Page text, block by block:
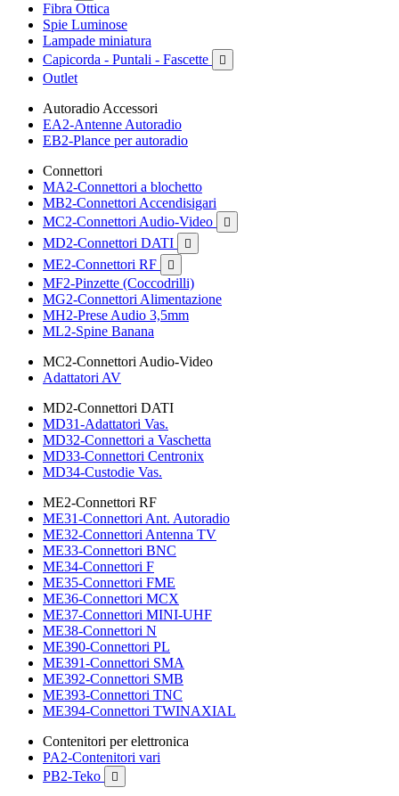
Fibra Ottica
Spie Luminose
Lampade miniatura
Capicorda - Puntali - Fascette

Outlet
Autoradio Accessori
EA2-Antenne Autoradio
EB2-Plance per autoradio
Connettori
MA2-Connettori a blochetto
MB2-Connettori Accendisigari
MC2-Connettori Audio-Video

MD2-Connettori DATI 
ME2-Connettori RF 
MF2-Pinzette (Coccodrilli)
MG2-Connettori Alimentazione
MH2-Prese Audio 3,5mm
ML2-Spine Banana
MC2-Connettori Audio-Video
Adattatori AV
MD2-Connettori DATI
MD31-Adattatori Vas.
MD32-Connettori a Vaschetta
MD33-Connettori Centronix
MD34-Custodie Vas.
ME2-Connettori RF
ME31-Connettori Ant. Autoradio
ME32-Connettori Antenna TV
ME33-Connettori BNC
ME34-Connettori F
ME35-Connettori FME
ME36-Connettori MCX
ME37-Connettori MINI-UHF
ME38-Connettori N
ME390-Connettori PL
ME391-Connettori SMA
ME392-Connettori SMB
ME393-Connettori TNC
ME394-Connettori TWINAXIAL
Contenitori per elettronica
PA2-Contenitori vari
PB2-Teko
